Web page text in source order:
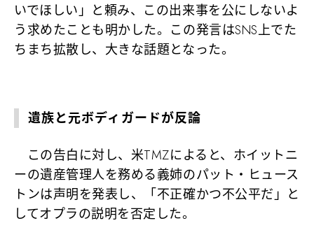
いでほしい」と頼み、この出来事を公にしないよ
う求めたことも明かした。この発言はSNS上でた
ちまち拡散し、大きな話題となった。
遺族と元ボディガードが反論
この告白に対し、米TMZによると、ホイットニ
ーの遺産管理人を務める義姉のパット・ヒュース
トンは声明を発表し、「不正確かつ不公平だ」と
してオプラの説明を否定した。